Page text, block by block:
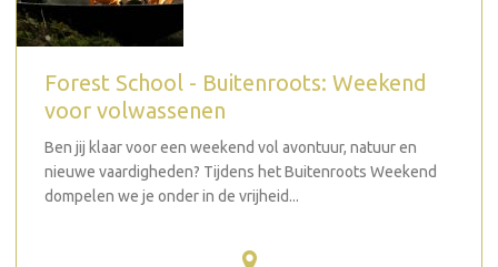
Forest School - Buitenroots: Weekend
voor volwassenen
Ben jij klaar voor een weekend vol avontuur, natuur en
nieuwe vaardigheden? Tijdens het Buitenroots Weekend
dompelen we je onder in de vrijheid...